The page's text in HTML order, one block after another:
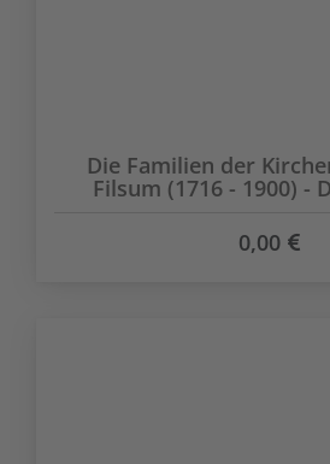
Die Familien der
Filsum (1716 - 1900) -
0,00